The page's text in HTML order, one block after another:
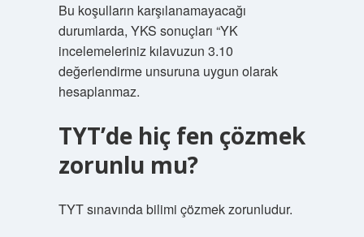
Bu koşulların karşılanamayacağı
durumlarda, YKS sonuçları “YK
incelemeleriniz kılavuzun 3.10
değerlendirme unsuruna uygun olarak
hesaplanmaz.
TYT’de hiç fen çözmek
zorunlu mu?
TYT sınavında bilimi çözmek zorunludur.